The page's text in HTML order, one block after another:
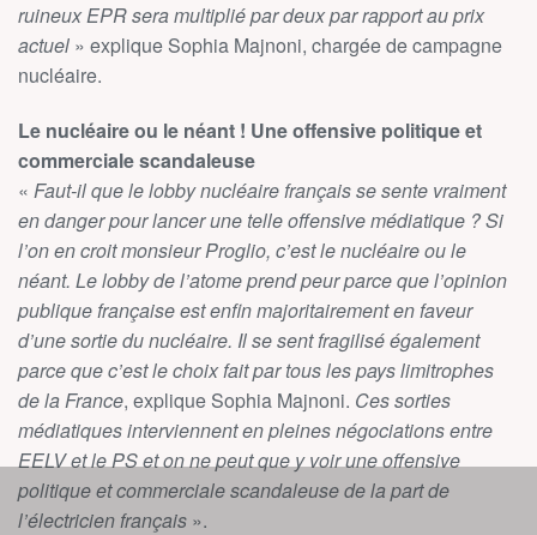
ruineux EPR sera multiplié par deux par rapport au prix
actuel » explique Sophia Majnoni, chargée de campagne
nucléaire.
Le nucléaire ou le néant ! Une offensive politique et
commerciale scandaleuse
« Faut-il que le lobby nucléaire français se sente vraiment
en danger pour lancer une telle offensive médiatique ? Si
l’on en croit monsieur Proglio, c’est le nucléaire ou le
néant. Le lobby de l’atome prend peur parce que l’opinion
publique française est enfin majoritairement en faveur
d’une sortie du nucléaire. Il se sent fragilisé également
parce que c’est le choix fait par tous les pays limitrophes
de la France, explique Sophia Majnoni. Ces sorties
médiatiques interviennent en pleines négociations entre
EELV et le PS et on ne peut que y voir une offensive
politique et commerciale scandaleuse de la part de
l’électricien français ».